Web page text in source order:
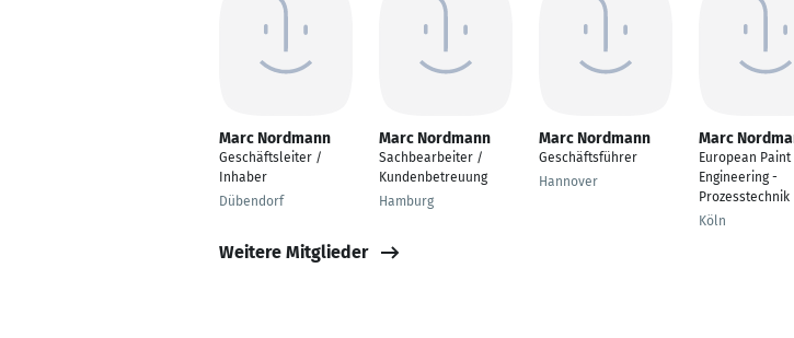
Marc Nordmann
Geschäftsleiter /
Inhaber
Dübendorf
Marc Nordmann
Sachbearbeiter /
Kundenbetreuung
Hamburg
Marc Nordmann
Geschäftsführer
Hannover
Marc
European Paint
Engineering -
Prozesstechnik
Köln
Weitere Mitglieder